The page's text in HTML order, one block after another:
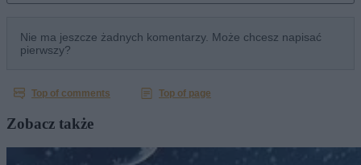
Zobacz także